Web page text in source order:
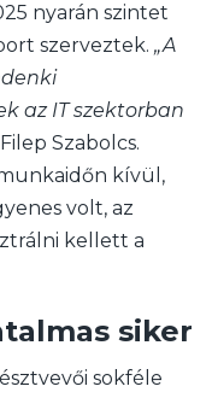
nyarán szintet
szerveztek. „A
az IT szektorban
Szabolcs.
kívül,
volt, az
kellett a
siker
sokféle